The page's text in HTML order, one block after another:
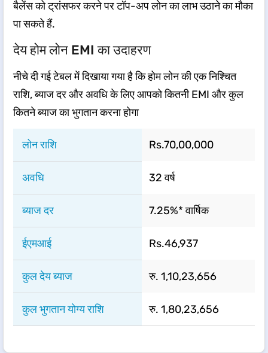
बैलेंस को ट्रांसफर करने पर टॉप-अप लोन का लाभ उठाने का मौका
पा सकते हैं.
देय होम लोन EMI का उदाहरण
नीचे दी गई टेबल में दिखाया गया है कि होम लोन की एक निश्चित
राशि, ब्याज दर और अवधि के लिए आपको कितनी EMI और कुल
कितने ब्याज का भुगतान करना होगा ​
​​​लोन राशि​​ ​​​Rs.70,00,000​​
अवधि ​​​32 वर्ष​​
​​​ब्याज दर ​​ 7.25%* वार्षिक​​
​​​ईएमआई​​ Rs.46,937
​​​कुल देय ब्याज​​ रु. 1,10,23,656
​​​कुल भुगतान योग्य राशि​​ रु. 1,80,23,656